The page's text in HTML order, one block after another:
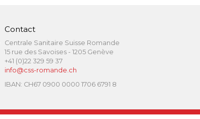
Contact
Centrale Sanitaire Suisse Romande
15 rue des Savoises - 1205 Genève
+41 (0)22 329 59 37
info@css-romande.ch
IBAN: CH67 0900 0000 1706 6791 8